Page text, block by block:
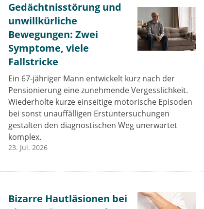
Gedächtnisstörung und
unwillkürliche
Bewegungen: Zwei
Symptome, viele
Fallstricke
Ein 67-jähriger Mann entwickelt kurz nach der
Pensionierung eine zunehmende Vergesslichkeit.
Wiederholte kurze einseitige motorische Episoden
bei sonst unauffälligen Erstuntersuchungen
gestalten den diagnostischen Weg unerwartet
komplex.
23. Jul. 2026
Bizarre Hautläsionen bei